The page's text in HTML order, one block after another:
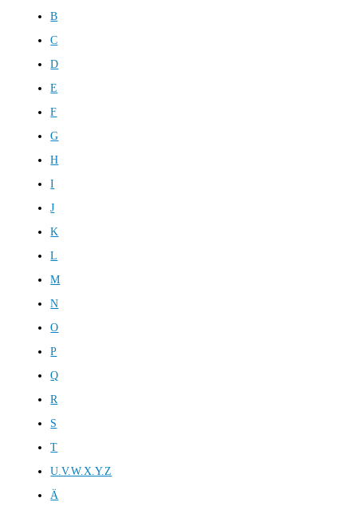
B
C
D
E
F
G
H
I
J
K
L
M
N
O
P
Q
R
S
T
U.V.W.X.Y.Z
Ä